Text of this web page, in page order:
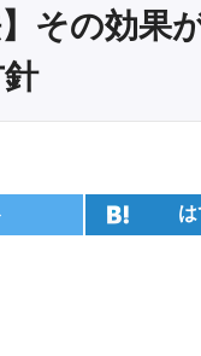
その効果